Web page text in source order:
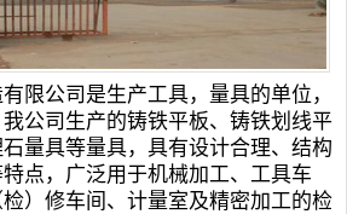
限公司是生产工具，量具的单位，
公司生产的铸铁平板、 铸铁划线平
量具等量具，具有设计合理、结构
点，广泛用于机械加工、工具车
）修车间、计量室及精密加工的检